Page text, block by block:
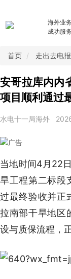
海外业
成功服
首页 走出去电报
安哥拉库内内
项目顺利通过
水电十一局海外
当地时间4月22
旱工程第二标段
过最终验收并正
拉南部干旱地区
设与质保流程，